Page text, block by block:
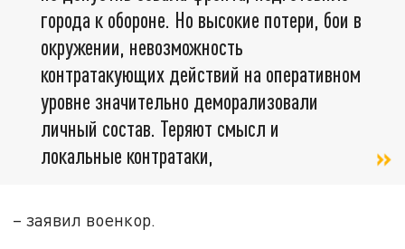
города к обороне. Но высокие потери, бои в
окружении, невозможность
контратакующих действий на оперативном
уровне значительно деморализовали
личный состав. Теряют смысл и
локальные контратаки,
– заявил военкор.